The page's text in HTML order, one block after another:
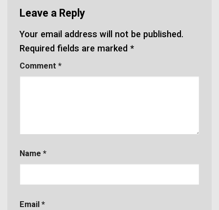
Leave a Reply
Your email address will not be published.
Required fields are marked *
Comment *
Name *
Email *